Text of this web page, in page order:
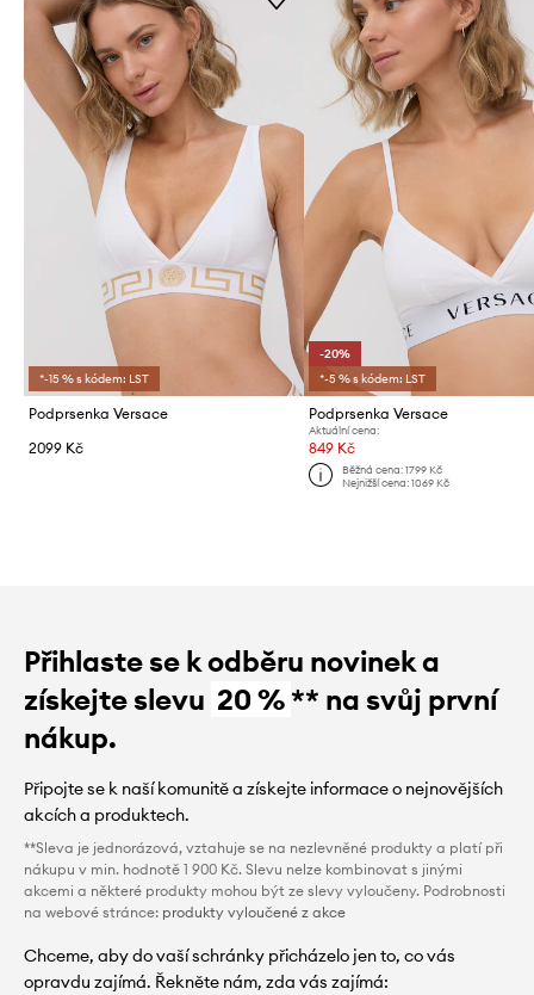
*-15 % s kódem: LST
Podprsenka Versace
2099 Kč
-20%
*-5 % s kódem: LST
Podprsenka Versace
Aktuální cena:
849 Kč
Běžná cena: 1799 Kč
Nejnižší cena: 1069 Kč
Přihlaste se k odběru novinek a
získejte slevu 20 %** na svůj první
nákup.
Připojte se k naší komunitě a získejte informace o nejnovějších
akcích a produktech.
**Sleva je jednorázová, vztahuje se na nezlevněné produkty a platí při
nákupu v min. hodnotě 1 900 Kč. Slevu nelze kombinovat s jinými
akcemi a některé produkty mohou být ze slevy vyloučeny. Podrobnosti
na webové stránce: produkty vyloučené z akce
Chceme, aby do vaší schránky přicházelo jen to, co vás
opravdu zajímá. Řekněte nám, zda vás zajímá: